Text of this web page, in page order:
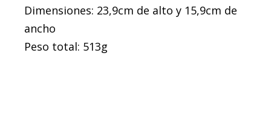
Dimensiones: 23,9cm de alto y 15,9cm de
ancho
Peso total: 513g